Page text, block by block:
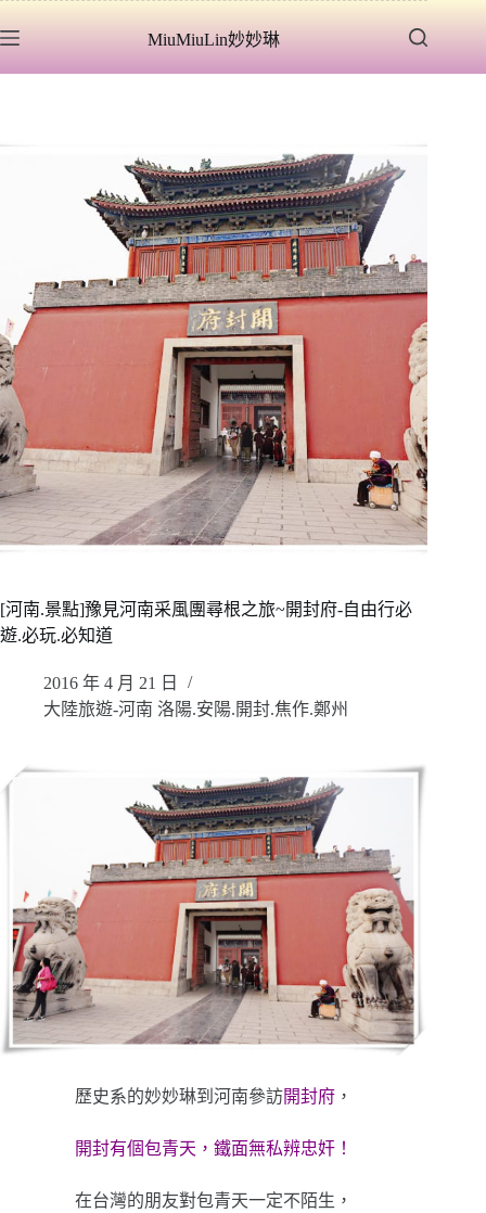
至
容
MiuMiuLin妙妙琳
[河南.景點]豫見河南采風團尋根之旅~開封府-自由行必
遊.必玩.必知道
2016 年 4 月 21 日
大陸旅遊-河南 洛陽.安陽.開封.焦作.鄭州
歷史系的妙妙琳到河南參訪開封府 ，
開封有個包青天，鐵面無私辨忠奸！
在台灣的朋友對包青天一定不陌生，